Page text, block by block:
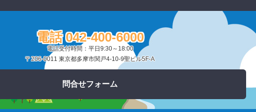
電話 042-400-6000
電話受付時間：平日9:30～18:00
〒206-0011 東京都多摩市関戸4-10-9聖ビル5F-A
問合せフォーム